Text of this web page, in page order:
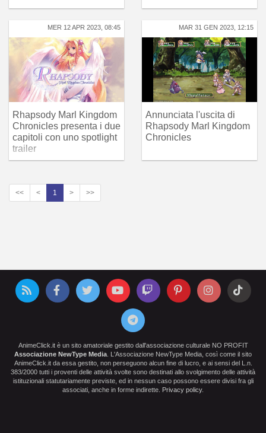
MER 12 APR 2023, 08:45
Rhapsody Marl Kingdom
Chronicles presenta i due
capitoli con uno spotlight
trailer
MAR 31 GEN 2023, 12:15
Annunciata l'uscita di
Rhapsody Marl Kingdom
Chronicles
<< < 1 > >>
AnimeClick.it è un sito amatoriale gestito dall'associazione culturale NO PROFIT
Associazione NewType Media . L'Associazione NewType Media, così come il sito
AnimeClick.it da essa gestito, non perseguono alcun fine di lucro, e ai sensi del L.n.
383/2000 tutti i proventi delle attività svolte sono destinati allo svolgimento delle attività
istituzionali statutariamente previste, ed in nessun caso possono essere divisi fra gli
associati, anche in forme indirette. Privacy policy.